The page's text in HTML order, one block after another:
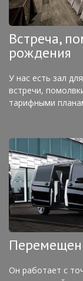
Встреча,
рождения
У нас есть зал
встречи,
тарифными
Он работает с